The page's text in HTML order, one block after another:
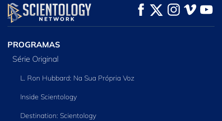
VEJA EXPLORE A SÉRIE
PROGRAMAS
Série Original
L. Ron Hubbard: Na Sua Própria Voz
Inside Scientology
Destination: Scientology